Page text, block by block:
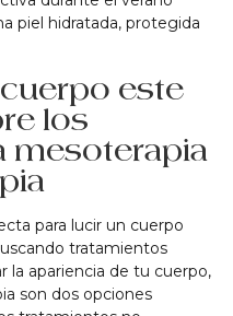
piel hidratada, protegida
este
los
mesoterapia
para lucir un cuerpo
tratamientos
la apariencia de tu cuerpo,
son dos opciones